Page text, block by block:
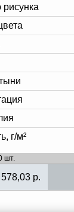
рисунка
г/м²
шт.
р.